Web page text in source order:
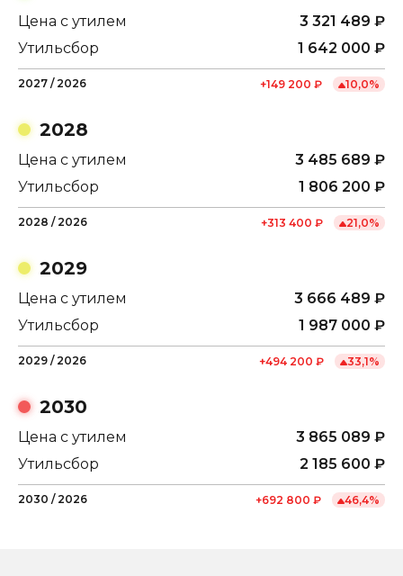
Цена с утилем 3 321 489 ₽
Утильсбор
1 642 000 ₽
2027 / 2026 +149 200 ₽ 10,0%
2028
Цена с утилем 3 485 689 ₽
Утильсбор
1 806 200 ₽
2028 / 2026 +313 400 ₽ 21,0%
2029
Цена с утилем 3 666 489 ₽
Утильсбор
1 987 000 ₽
2029 / 2026 +494 200 ₽ 33,1%
2030
Цена с утилем 3 865 089 ₽
Утильсбор
2 185 600 ₽
2030 / 2026 +692 800 ₽ 46,4%